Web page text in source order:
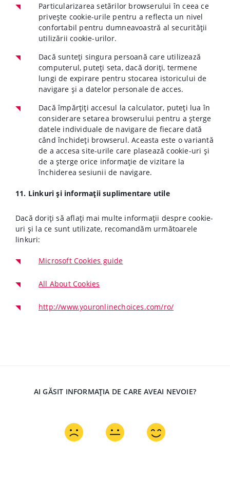
Particularizarea setărilor browserului în ceea ce
privește cookie-urile pentru a reflecta un nivel
confortabil pentru dumneavoastră al securității
utilizării cookie-urilor.
Dacă sunteți singura persoană care utilizează
computerul, puteți seta, dacă doriți, termene
lungi de expirare pentru stocarea istoricului de
navigare și a datelor personale de acces.
Dacă împărțiți accesul la calculator, puteți lua în
considerare setarea browserului pentru a șterge
datele individuale de navigare de fiecare dată
când închideți browserul. Aceasta este o variantă
de a accesa site-urile care plasează cookie-uri și
de a șterge orice informație de vizitare la
închiderea sesiunii de navigare.
11. Linkuri și informații suplimentare utile
Dacă doriți să aflați mai multe informații despre cookie-
uri și la ce sunt utilizate, recomandăm următoarele
linkuri:
Microsoft Cookies guide
All About Cookies
http://www.youronlinechoices.com/ro/
AI GĂSIT INFORMAȚIA DE CARE AVEAI NEVOIE?